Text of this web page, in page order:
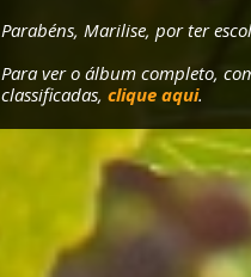
Parabéns, Marilise, por ter
Para ver o álbum completo,
classificadas, clique aqui.